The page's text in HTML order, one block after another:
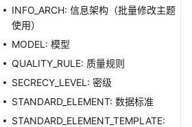
INFO_ARCH: 信息架构（批量修改主题
使用）
MODEL: 模型
QUALITY_RULE: 质量规则
SECRECY_LEVEL: 密级
STANDARD_ELEMENT: 数据标准
STANDARD_ELEMENT_TEMPLATE: